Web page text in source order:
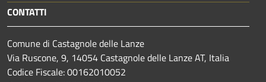
CONTATTI
Comune di Castagnole delle Lanze
Via Ruscone, 9, 14054 Castagnole delle Lanze AT, Italia
Codice Fiscale: 00162010052